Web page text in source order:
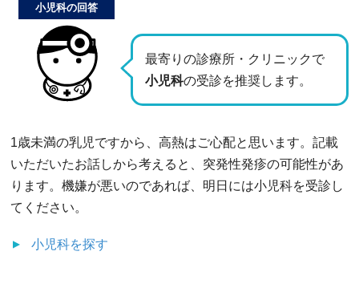
最寄りの診療所・クリニックで
小児科の受診を推奨します。
小児科の回答
1歳未満の乳児ですから、高熱はご心配と思います。記載
いただいたお話しから考えると、突発性発疹の可能性があ
ります。機嫌が悪いのであれば、明日には小児科を受診し
てください。
小児科を探す